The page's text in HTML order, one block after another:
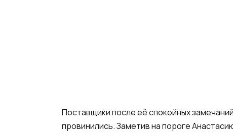
Поставщики после её спокойных
провинились. Заметив на пороге